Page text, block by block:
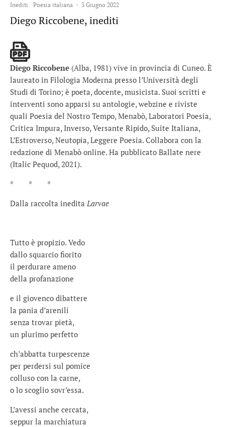
Inediti Poesia italiana · 3 Giugno 2022
Diego Riccobene, inediti
Diego Riccobene (Alba, 1981) vive in provincia di Cuneo. È
laureato in Filologia Moderna presso l’Università degli
Studi di Torino; è poeta, docente, musicista. Suoi scritti e
interventi sono apparsi su antologie, webzine e riviste
quali Poesia del Nostro Tempo, Menabò, Laboratori Poesia,
Critica Impura, Inverso, Versante Ripido, Suite Italiana,
L’Estroverso, Neutopia, Leggere Poesia. Collabora con la
redazione di Menabò online. Ha pubblicato Ballate nere
(Italic Pequod, 2021).
* * *
Dalla raccolta inedita Larvae
Tutto è propizio. Vedo
dallo squarcio fiorito
il perdurare ameno
della profanazione
e il giovenco dibattere
la pania d’arenili
senza trovar pietà,
un plurimo perfetto
ch’abbatta turpescenze
per perdersi sul pomice
colluso con la carne,
o lo scoglio sovr’essa.
L’avessi anche cercata,
seppur la marchiatura